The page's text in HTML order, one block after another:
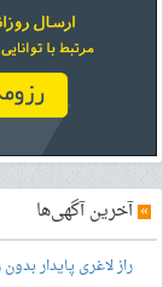
»آخرین آگهی‌ها
راز لاغری پایدار